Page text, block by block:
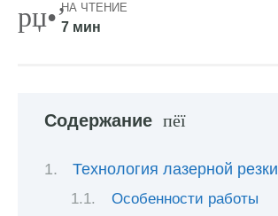
НА ЧТЕНИЕ
7 мин
Содержание
Технология лазерной резки
Особенности работы